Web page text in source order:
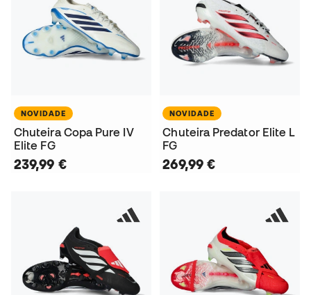
NOVIDADE
Chuteira Copa Pure IV
Elite FG
239,99 €
NOVIDADE
Chuteira Predator Elite L
FG
269,99 €